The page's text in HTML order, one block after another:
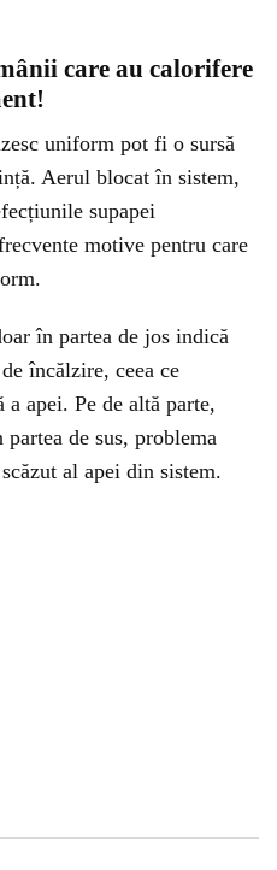
care au calorifere
uniform pot fi o sursă
Aerul blocat în sistem,
supapei
motive pentru care
în partea de jos indică
încălzire, ceea ce
apei. Pe de altă parte,
partea de sus, problema
al apei din sistem.